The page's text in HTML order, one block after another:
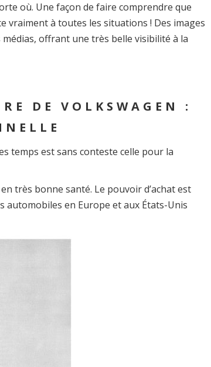
où. Une façon de faire comprendre que
vraiment à toutes les situations ! Des images
offrant une très belle visibilité à la
DE VOLKSWAGEN :
temps est sans conteste celle pour la
très bonne santé. Le pouvoir d’achat est
automobiles en Europe et aux États-Unis